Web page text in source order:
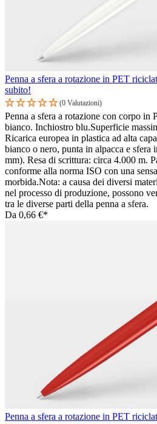
Penna a sfera a rotazione in PET
subito!
(0 Valutazioni)
Penna a sfera a rotazione con corpo
bianco. Inchiostro blu.Superficie
Ricarica europea in plastica ad alta
bianco o nero, punta in alpacca e sfera
mm). Resa di scrittura: circa 4.000 m.
conforme alla norma ISO con una
morbida.Nota: a causa dei diversi
nel processo di produzione, possono
tra le diverse parti della penna a sfera.
Da 0,66 €*
Penna a sfera a rotazione in PET